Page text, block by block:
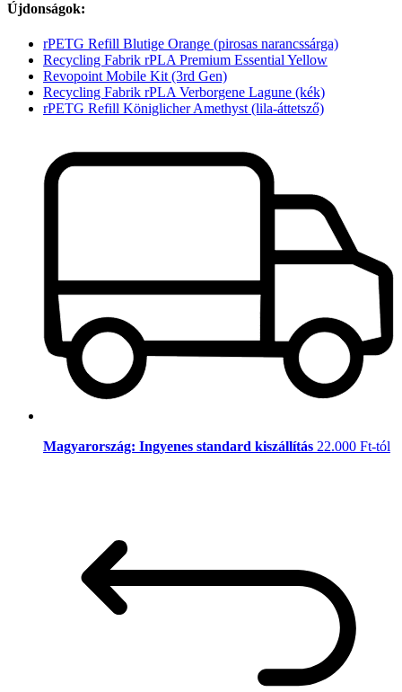
Újdonságok:
rPETG Refill Blutige Orange (pirosas narancssárga)
Recycling Fabrik rPLA Premium Essential Yellow
Revopoint Mobile Kit (3rd Gen)
Recycling Fabrik rPLA Verborgene Lagune (kék)
rPETG Refill Königlicher Amethyst (lila-áttetsző)
Magyarország: Ingyenes standard kiszállítás 22.000 Ft-tól